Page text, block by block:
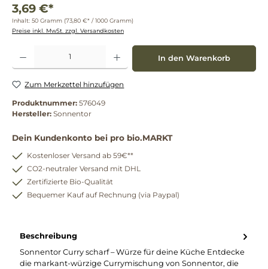
3,69 €*
Inhalt: 50 Gramm (73,80 €* / 1000 Gramm)
Preise inkl. MwSt. zzgl. Versandkosten
Produkt Anzahl: Gib den gewünschten Wert ein oder benutze die Schaltflächen um
In den Warenkorb
Zum Merkzettel hinzufügen
Produktnummer: 576049
Hersteller: Sonnentor
Dein Kundenkonto bei pro bio.MARKT
Kostenloser Versand ab 59€**
CO2-neutraler Versand mit DHL
Zertifizierte Bio-Qualität
Bequemer Kauf auf Rechnung (via Paypal)
Beschreibung
Sonnentor Curry scharf – Würze für deine Küche Entdecke
die markant-würzige Currymischung von Sonnentor, die